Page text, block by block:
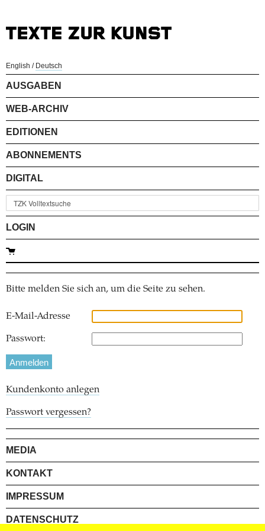
English / Deutsch
AUSGABEN
WEB-ARCHIV
EDITIONEN
ABONNEMENTS
DIGITAL
LOGIN
Bitte melden Sie sich an, um die Seite zu sehen.
E-Mail-Adresse
Passwort:
Kundenkonto anlegen
Passwort vergessen?
MEDIA
KONTAKT
IMPRESSUM
DATENSCHUTZ